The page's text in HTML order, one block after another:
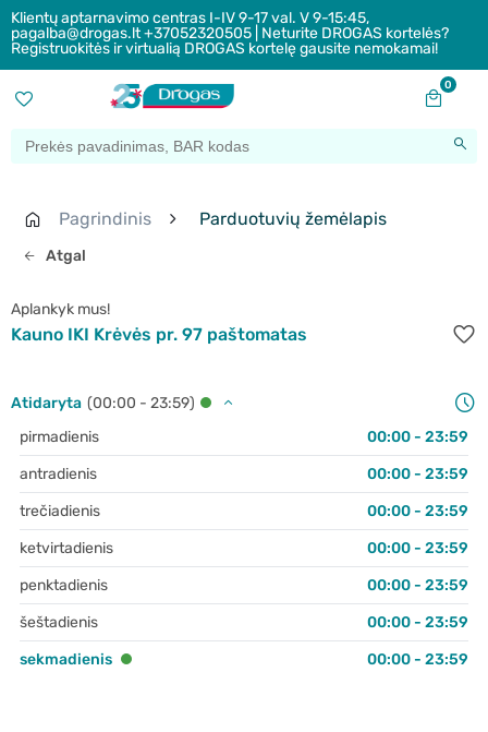
Klientų aptarnavimo centras I-IV 9-17 val. V 9-15:45,
pagalba@drogas.lt +37052320505 | Neturite DROGAS kortelės?
Registruokitės ir virtualią DROGAS kortelę gausite nemokamai!
0
Atgal
Pagrindinis Parduotuvių žemėlapis
Aplankyk mus!
Kauno IKI Krėvės pr. 97 paštomatas
Atidaryta (00:00 - 23:59)
pirmadienis
00:00 - 23:59
antradienis
00:00 - 23:59
trečiadienis
00:00 - 23:59
ketvirtadienis
00:00 - 23:59
penktadienis
00:00 - 23:59
šeštadienis
00:00 - 23:59
sekmadienis
00:00 - 23:59